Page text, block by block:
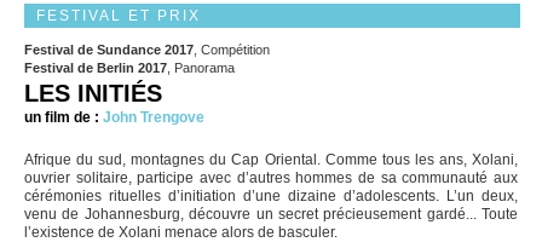
FESTIVAL ET PRIX
Festival de Sundance 2017 , Compétition
Festival de Berlin 2017 , Panorama
LES INITIÉS
un film de : John Trengove
Afrique du sud, montagnes du Cap Oriental. Comme tous les ans, Xolani,
ouvrier solitaire, participe avec d’autres hommes de sa communauté aux
cérémonies rituelles d’initiation d’une dizaine d’adolescents. L’un deux,
venu de Johannesburg, découvre un secret précieusement gardé... Toute
l’existence de Xolani menace alors de basculer.